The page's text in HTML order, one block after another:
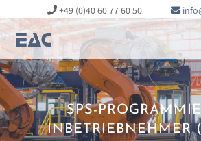
+49 (0)40 60 77 60 50
SPS-
INBETRIEBNEHMER